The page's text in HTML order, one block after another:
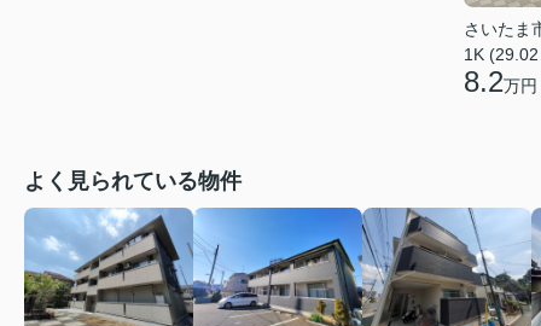
さいたま
1K
8.2万円
よく見られている物件